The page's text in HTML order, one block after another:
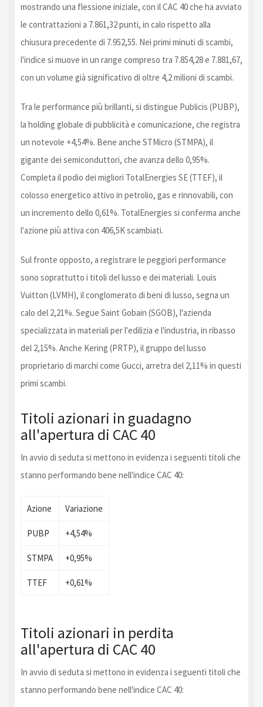
mostrando una flessione iniziale, con il CAC 40 che ha avviato
le contrattazioni a 7.861,32 punti, in calo rispetto alla
chiusura precedente di 7.952,55. Nei primi minuti di scambi,
l'indice si muove in un range compreso tra 7.854,28 e 7.881,67,
con un volume già significativo di oltre 4,2 milioni di scambi.
Tra le performance più brillanti, si distingue Publicis (PUBP),
la holding globale di pubblicità e comunicazione, che registra
un notevole +4,54%. Bene anche STMicro (STMPA), il
gigante dei semiconduttori, che avanza dello 0,95%.
Completa il podio dei migliori TotalEnergies SE (TTEF), il
colosso energetico attivo in petrolio, gas e rinnovabili, con
un incremento dello 0,61%. TotalEnergies si conferma anche
l'azione più attiva con 406,5K scambiati.
Sul fronte opposto, a registrare le peggiori performance
sono soprattutto i titoli del lusso e dei materiali. Louis
Vuitton (LVMH), il conglomerato di beni di lusso, segna un
calo del 2,21%. Segue Saint Gobain (SGOB), l'azienda
specializzata in materiali per l'edilizia e l'industria, in ribasso
del 2,15%. Anche Kering (PRTP), il gruppo del lusso
proprietario di marchi come Gucci, arretra del 2,11% in questi
primi scambi.
Titoli azionari in guadagno
all'apertura di CAC 40
In avvio di seduta si mettono in evidenza i seguenti titoli che
stanno performando bene nell'indice CAC 40:
Azione Variazione
PUBP +4,54%
STMPA +0,95%
TTEF +0,61%
Titoli azionari in perdita
all'apertura di CAC 40
In avvio di seduta si mettono in evidenza i seguenti titoli che
stanno performando bene nell'indice CAC 40: